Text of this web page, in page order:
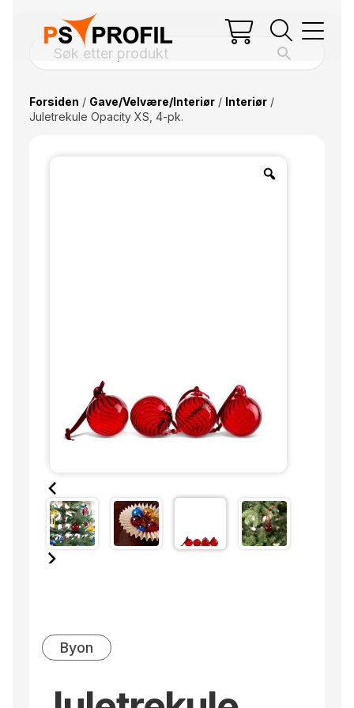
Forsiden / Gave/Velvære/Interiør/ Interiør/
Juletrekule Opacity XS, 4-pk.
Byon